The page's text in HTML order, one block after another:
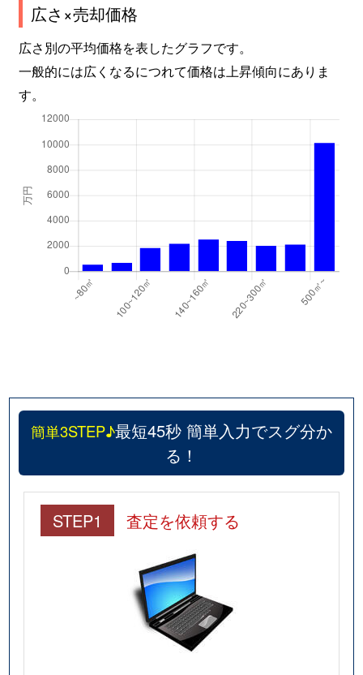
広さ×売却価格
広さ別の平均価格を表したグラフです。
一般的には広くなるにつれて価格は上昇傾向にありま
す。
簡単3STEP♪最短45秒 簡単入力でスグ分か
る！
STEP1 査定を依頼する